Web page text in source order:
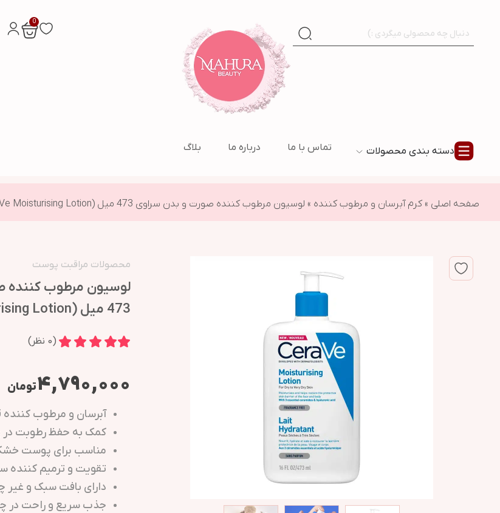
0
دسته بندی محصولات تماس با ما درباره ما بلاگ
صفحه اصلی » کرم آبرسان و مرطوب کننده » لوسیون مرطوب کننده صورت و بدن سراوی 473 میل (CeraVe Moisturising Lotion)
محصولات مراقبت پوست
لوسیون مرطوب کننده
473 میل (CeraVe Moisturising Lotion)
(
0 نظر)
۴,۷۹۰,۰۰۰تومان
آبرسان و مرطوب
کمک به حفظ رطوبت در پوست
مناسب برای پوست
تقویت و ترمیم
دارای بافت سبک و غیر
جذب سریع و راحت در